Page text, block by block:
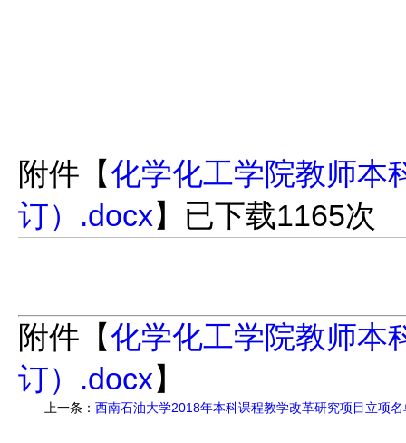
附件【化学化工学院教师本
订）.docx】已下载1165次
附件【化学化工学院教师本
订）.docx】
上一条： 西南石油大学2018年本科课程教学改革研究项目立项